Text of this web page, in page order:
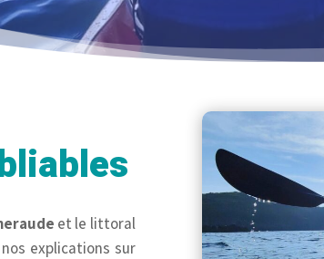
et le littoral
explications sur